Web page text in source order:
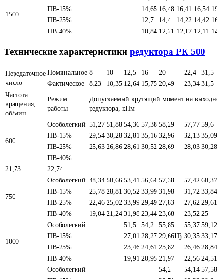
1500
ПВ-15%
14,65 16,48 16,41 16,54
ПВ-25%
12,7 14,4 14,22 14,42
ПВ-40%
10,84 12,21 12,17 12,11
Технические характеристики редуктора РК 500
Передаточное
число
Номинальное 8 10 12,5 16 20 22,4
31,5
Фактическое
8,23 10,35 12,64 15,75 20,49 23,34 31,5
Частота
вращения,
об/мин
Режим
работы
Допускаемый крутящий момент на
редуктора, кНм
600
Особолегкий 51,27 51,88 54,36 57,38 58,29 57,77 59,6
ПВ-15%
29,54 30,28 32,81 35,16 32,96 32,13 35,09
ПВ-25%
25,63 26,86 28,61 30,52 28,69 28,03 30,28
ПВ-40%
21,73
22,74
750
Особолегкий 48,34 50,66 53,41 56,64 57,38 57,42 60,37
ПВ-15%
25,78 28,81 30,52 33,99 31,98 31,72 33,84
ПВ-25%
22,46 25,02 33,99 29,49 27,83 27,62 29,61
ПВ-40%
19,04 21,24 31,98 23,44 23,68 23,52 25
1000
Особолегкий 51,5 54,2 55,85 55,37 59,12
ПВ-15%
27,01 28,27 29,66ІЂ 30,35 33,17
ПВ-25%
23,46 24,61 25,82 26,46 28,84
ПВ-40%
19,91 20,95 21,97 22,56 24,51
Особолегкий 54,2 54,14 57,58